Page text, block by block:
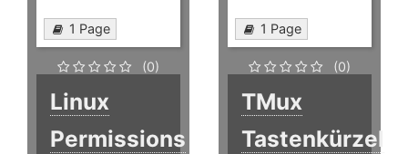
1 Page
(0)
Linux
Permissions
1 Page
(0)
TMux
Tastenkürzel